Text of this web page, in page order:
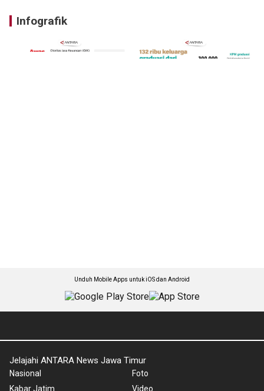
Infografik
Unduh Mobile Apps untuk iOS dan Android
Jelajahi ANTARA News Jawa Timur
Nasional
Kabar Jatim
Foto
Video